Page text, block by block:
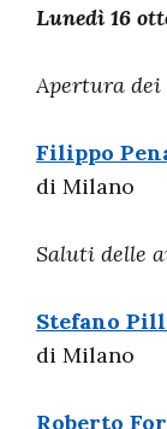
Lunedì 16
Apertura
Filippo
di Milano
Saluti delle
Stefano
di Milano
Roberto